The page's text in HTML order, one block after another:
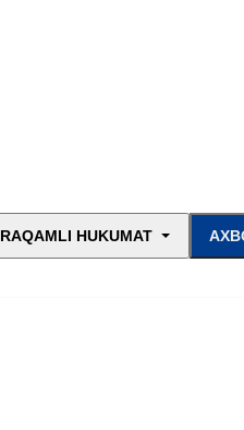
RAQAMLI HUKUMAT